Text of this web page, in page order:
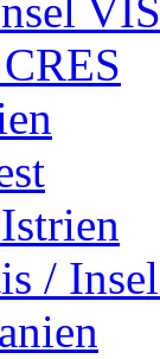
VIS
/